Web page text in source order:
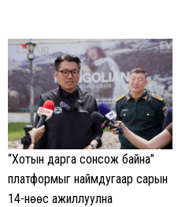
“Хотын дарга сонсож байна”
платформыг наймдугаар сарын
14-нөөс ажиллуулна